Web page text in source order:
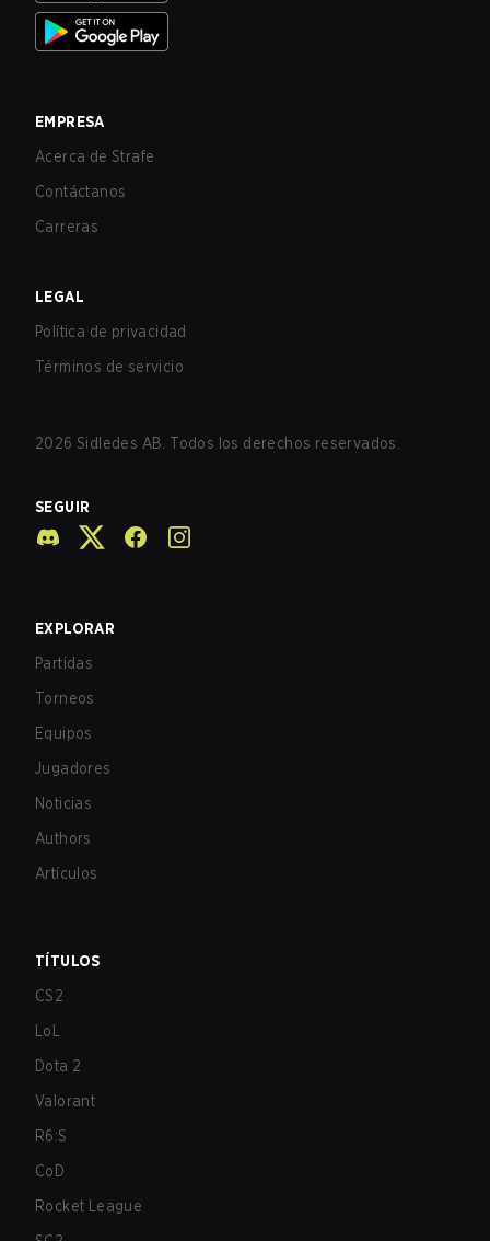
EMPRESA
Acerca de Strafe
Contáctanos
Carreras
LEGAL
Política de privacidad
Términos de servicio
2026 Sidledes AB. Todos los derechos reservados.
SEGUIR
EXPLORAR
Partidas
Torneos
Equipos
Jugadores
Noticias
Authors
Artículos
TÍTULOS
CS2
LoL
Dota 2
Valorant
R6:S
CoD
Rocket League